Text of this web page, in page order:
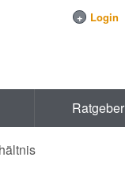
+ Login
Ratgeber